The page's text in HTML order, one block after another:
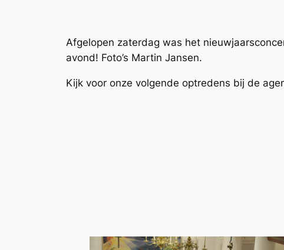
Afgelopen zaterdag was het
avond! Foto’s Martin Jansen.
Kijk voor onze volgende optredens bij de